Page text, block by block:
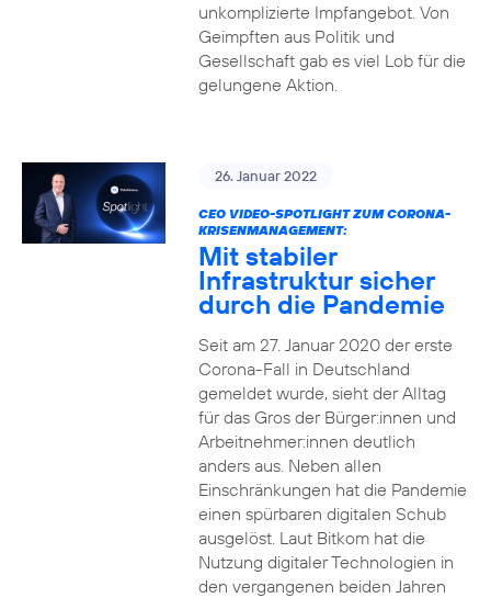
unkomplizierte Impfangebot. Von
Geimpften aus Politik und
Gesellschaft gab es viel Lob für die
gelungene Aktion.
26. Januar 2022
CEO VIDEO-SPOTLIGHT ZUM CORONA-
KRISENMANAGEMENT:
Mit stabiler
Infrastruktur sicher
durch die Pandemie
Seit am 27. Januar 2020 der erste
Corona-Fall in Deutschland
gemeldet wurde, sieht der Alltag
für das Gros der Bürger:innen und
Arbeitnehmer:innen deutlich
anders aus. Neben allen
Einschränkungen hat die Pandemie
einen spürbaren digitalen Schub
ausgelöst. Laut Bitkom hat die
Nutzung digitaler Technologien in
den vergangenen beiden Jahren